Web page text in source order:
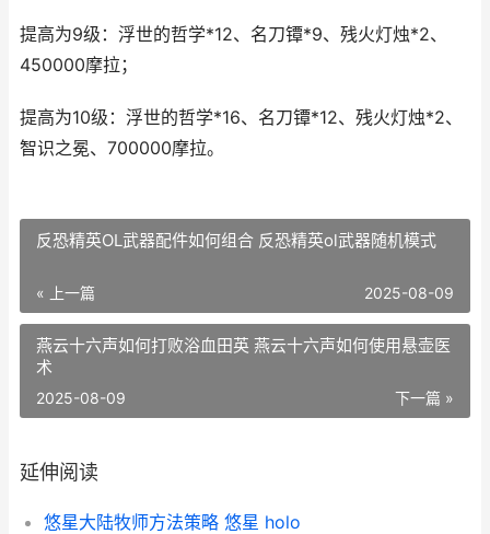
提高为9级：浮世的哲学*12、名刀镡*9、残火灯烛*2、
450000摩拉；
提高为10级：浮世的哲学*16、名刀镡*12、残火灯烛*2、
智识之冕、700000摩拉。
反恐精英OL武器配件如何组合 反恐精英ol武器随机模式
« 上一篇 2025-08-09
燕云十六声如何打败浴血田英 燕云十六声如何使用悬壶医
术
下一篇 »
2025-08-09
延伸阅读
悠星大陆牧师方法策略 悠星 holo